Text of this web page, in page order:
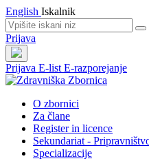
English Iskalnik
Prijava
Prijava E-list E-razporejanje
O zbornici
Za člane
Register in licence
Sekundariat -
Specializacije